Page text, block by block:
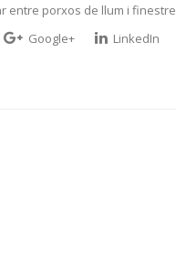
porxos de llum i
Google+
LinkedIn